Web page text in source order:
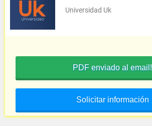
Universidad Uk
PDF enviado al email!
Solicitar información